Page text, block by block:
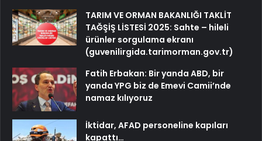
TARIM VE ORMAN BAKANLIĞI TAKLİT
TAĞŞİŞ LİSTESİ 2025: Sahte – hileli
ürünler sorgulama ekranı
(guvenilirgida.tarimorman.gov.tr)
Fatih Erbakan: Bir yanda ABD, bir
yanda YPG biz de Emevi Camii’nde
namaz kılıyoruz
İktidar, AFAD personeline kapıları
kapattı…